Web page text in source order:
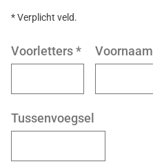
* Verplicht veld.
Voorletters* Voornaam
Tussenvoegsel